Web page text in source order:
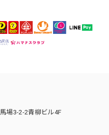
場3-2-2青柳ビル4F